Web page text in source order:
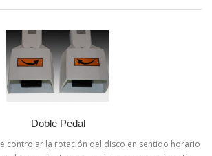
Doble Pedal
controlar la rotación del disco en sentido horario